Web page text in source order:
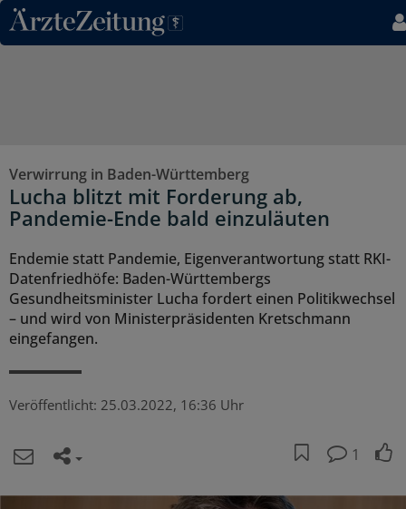
Direkt zum Inhaltsbereich
Verwirrung in Baden-Württemberg
Lucha blitzt mit Forderung ab,
Pandemie-Ende bald einzuläuten
Endemie statt Pandemie, Eigenverantwortung statt RKI-
Datenfriedhöfe: Baden-Württembergs
Gesundheitsminister Lucha fordert einen Politikwechsel
– und wird von Ministerpräsidenten Kretschmann
eingefangen.
Veröffentlicht: 25.03.2022, 16:36 Uhr
1